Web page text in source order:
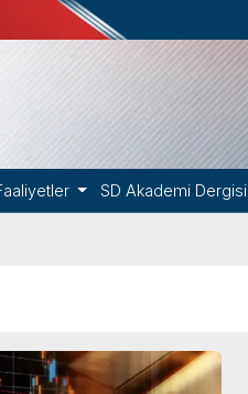
SD Akademi Dergisi